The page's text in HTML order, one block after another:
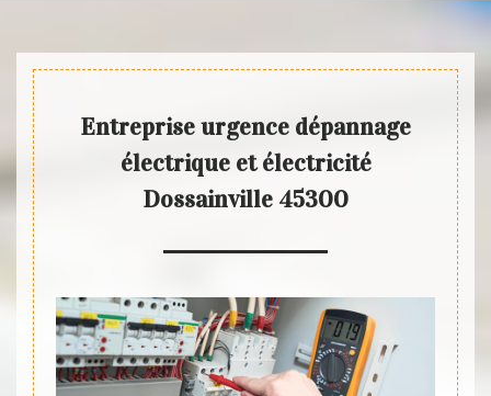
Entreprise urgence dépannage
électrique et électricité
Dossainville 45300